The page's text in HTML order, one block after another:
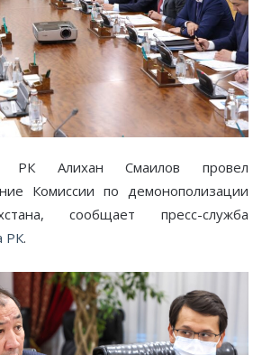
РК Алихан Смаилов провел
Комиссии по демонополизации
сообщает пресс-служба
РК.